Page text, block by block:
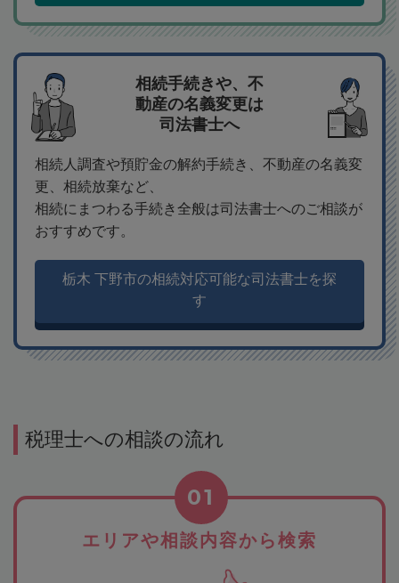
相続手続きや、不
動産の名義変更は
司法書士へ
相続人調査や預貯金の解約手続き、不動産の名義変
更、相続放棄など、
相続にまつわる手続き全般は司法書士へのご相談が
おすすめです。
栃木 下野市の相続対応可能な司法書士を探
す
税理士への相談の流れ
エリアや相談内容から検索
01